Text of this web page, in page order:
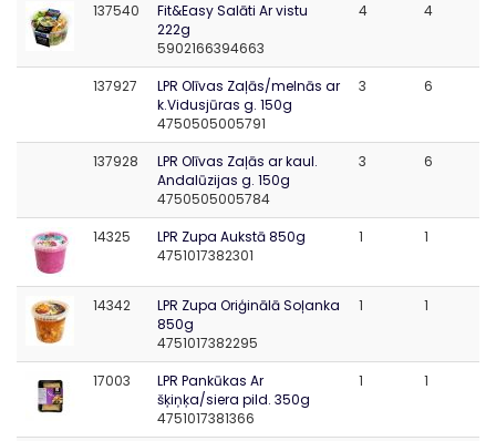
137540
Fit&Easy Salāti Ar vistu
222g
5902166394663
4 4
137927
LPR Olīvas Zaļās/melnās ar
k.Vidusjūras g. 150g
4750505005791
3 6
137928
LPR Olīvas Zaļās ar kaul.
Andalūzijas g. 150g
4750505005784
3 6
14325
LPR Zupa Aukstā 850g
4751017382301
1 1
14342
LPR Zupa Oriģinālā Soļanka
850g
4751017382295
1 1
17003
LPR Pankūkas Ar
šķiņķa/siera pild. 350g
4751017381366
1 1